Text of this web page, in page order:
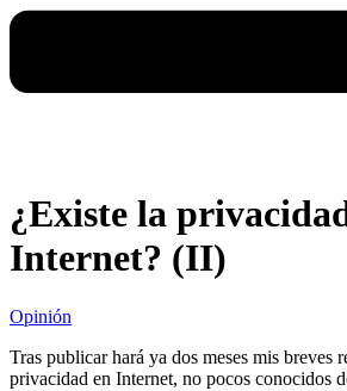
¿Existe la
Internet? (II)
Opinión
Tras publicar hará ya dos meses mis breves
privacidad en Internet, no pocos conocidos